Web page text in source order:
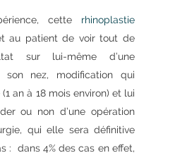
cette rhinoplastie
au patient de voir tout de
sur lui-même d’une
son nez, modification qui
an à 18 mois environ) et lui
ou non d’une opération
qui elle sera définitive
: dans 4% des cas en effet,